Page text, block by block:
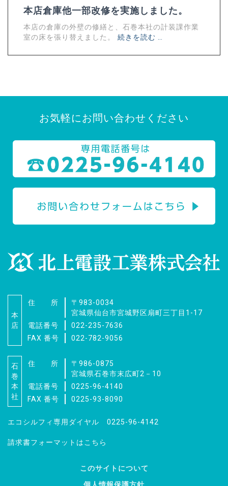
本店倉庫他一部改修を実施しました。
本店の倉庫の外壁の修繕と、石巻本社の計装課作業
室の床を張り替えました。
続きを読む …
お気軽にお問い合わせください
本
店
住 所
〒983-0034
宮城県仙台市宮城野区扇町三丁目1-17
電話番号
022-235-7636
FAX 番号
022-782-9056
石
巻
本
社
住 所
〒986-0875
宮城県石巻市末広町2－10
電話番号
0225-96-4140
FAX 番号
0225-93-8090
エコシルフィ専用ダイヤル 0225-96-4142
請求書フォーマットはこちら
このサイトについて